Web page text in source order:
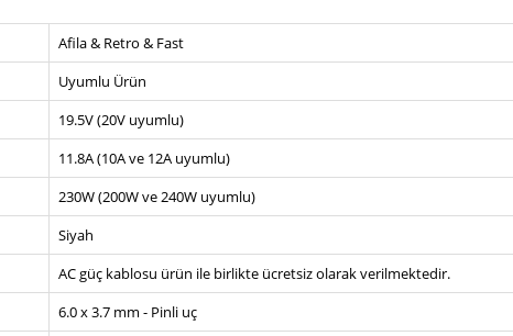
Afila & Retro & Fast
Uyumlu Ürün
19.5V (20V uyumlu)
11.8A (10A ve 12A uyumlu)
230W (200W ve 240W uyumlu)
Siyah
AC güç kablosu ürün ile birlikte ücretsiz olarak verilmektedir.
6.0 x 3.7 mm - Pinli uç